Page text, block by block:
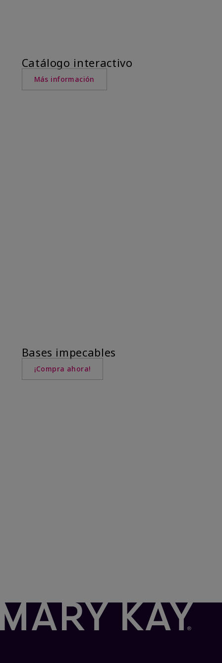
Catálogo interactivo
Más información
Bases impecables
¡Compra ahora!